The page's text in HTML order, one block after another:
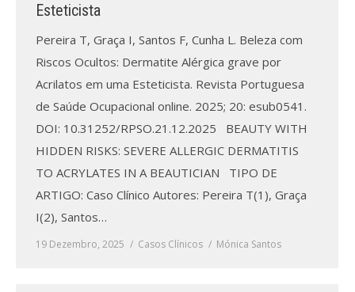
Formação Profissional
Bolsa de emprego (oferta/
Sugestões para os Leitores
Investigarem
Esteticista
Pereira T, Graça I, Santos F, Cunha L. Beleza com
Riscos Ocultos: Dermatite Alérgica grave por
Acrilatos em uma Esteticista. Revista Portuguesa
de Saúde Ocupacional online. 2025; 20: esub0541.
DOI: 10.31252/RPSO.21.12.2025 BEAUTY WITH
HIDDEN RISKS: SEVERE ALLERGIC DERMATITIS
TO ACRYLATES IN A BEAUTICIAN TIPO DE
ARTIGO: Caso Clínico Autores: Pereira T(1), Graça
I(2), Santos…
19 Dezembro, 2025 Casos Clínicos Mónica Santos